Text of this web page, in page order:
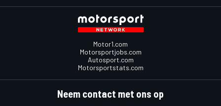
Motor1.com
Motorsportjobs.com
Autosport.com
Motorsportstats.com
Neem contact met ons op